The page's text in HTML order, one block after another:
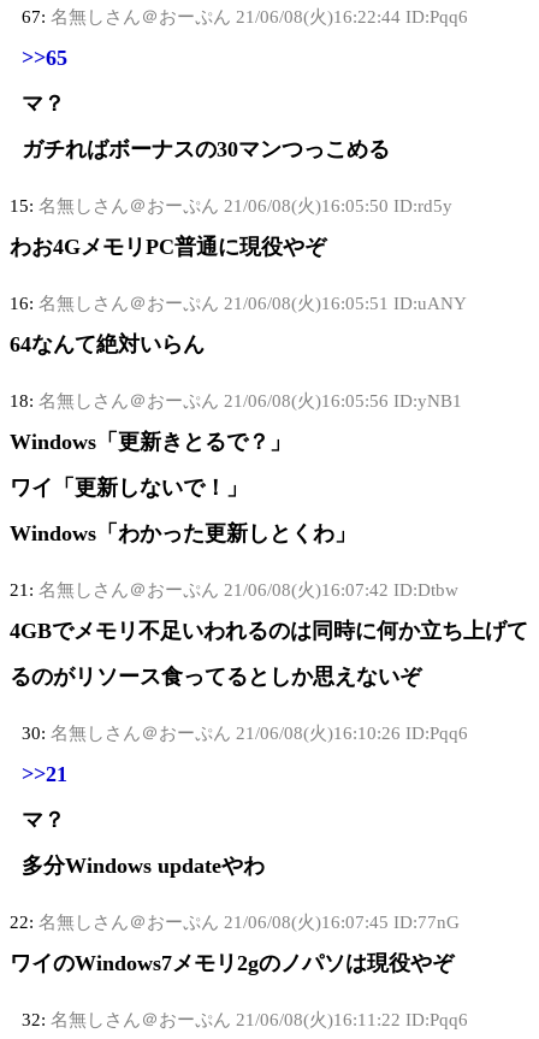
67: 名無しさん＠おーぷん 21/06/08(火)16:22:44 ID:Pqq6
>>65
マ？
ガチればボーナスの30マンつっこめる
15: 名無しさん＠おーぷん 21/06/08(火)16:05:50 ID:rd5y
わお4GメモリPC普通に現役やぞ
16: 名無しさん＠おーぷん 21/06/08(火)16:05:51 ID:uANY
64なんて絶対いらん
18: 名無しさん＠おーぷん 21/06/08(火)16:05:56 ID:yNB1
Windows「更新きとるで？」
ワイ「更新しないで！」
Windows「わかった更新しとくわ」
21: 名無しさん＠おーぷん 21/06/08(火)16:07:42 ID:Dtbw
4GBでメモリ不足いわれるのは同時に何か立ち上げて
るのがリソース食ってるとしか思えないぞ
30: 名無しさん＠おーぷん 21/06/08(火)16:10:26 ID:Pqq6
>>21
マ？
多分Windows updateやわ
22: 名無しさん＠おーぷん 21/06/08(火)16:07:45 ID:77nG
ワイのWindows7メモリ2gのノパソは現役やぞ
32: 名無しさん＠おーぷん 21/06/08(火)16:11:22 ID:Pqq6